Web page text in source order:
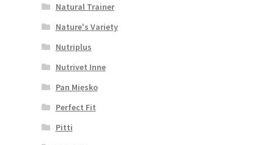
Natural Trainer
Nature's Variety
Nutriplus
Nutrivet Inne
Pan Mięsko
Perfect Fit
Pitti